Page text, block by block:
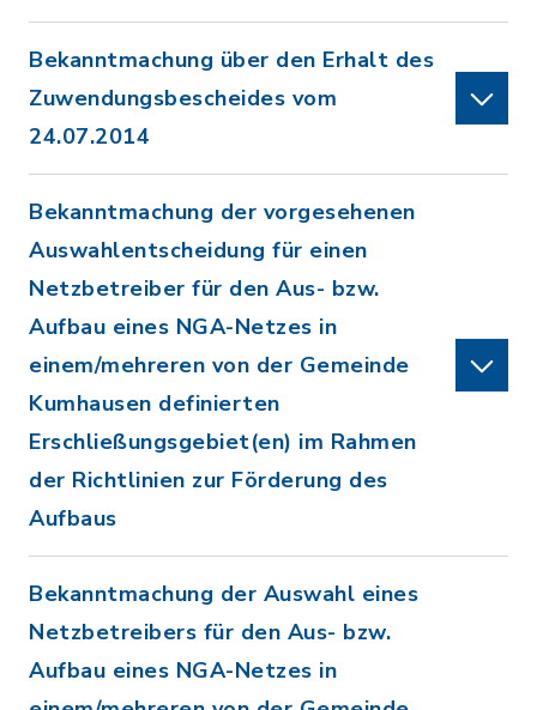
Bekanntmachung über den Erhalt des
Zuwendungsbescheides vom
24.07.2014
Bekanntmachung der vorgesehenen
Auswahlentscheidung für einen
Netzbetreiber für den Aus- bzw.
Aufbau eines NGA-Netzes in
einem/mehreren von der Gemeinde
Kumhausen definierten
Erschließungsgebiet(en) im Rahmen
der Richtlinien zur Förderung des
Aufbaus
Bekanntmachung der Auswahl eines
Netzbetreibers für den Aus- bzw.
Aufbau eines NGA-Netzes in